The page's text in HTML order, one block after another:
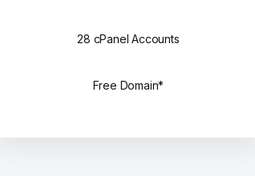
28 cPanel Accounts
Free Domain*